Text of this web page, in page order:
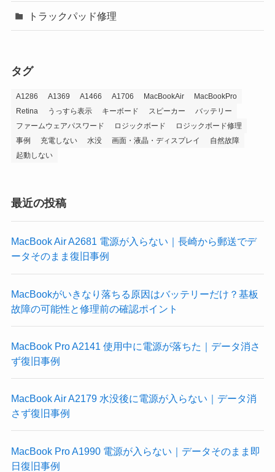
トラックパッド修理
タグ
A1286 A1369 A1466 A1706 MacBookAir
MacBookPro
Retina
うっすら表示 キーボード スピーカー
バッテリー
ファームウェアパスワード
ロジックボード
ロジックボード修理
事例
充電しない 水没 画面・液晶・ディスプレイ
自然故障
起動しない
最近の投稿
MacBook Air A2681 電源が入らない｜長崎から郵送でデ
ータそのまま復旧事例
MacBookがいきなり落ちる原因はバッテリーだけ？基板
故障の可能性と修理前の確認ポイント
MacBook Pro A2141 使用中に電源が落ちた｜データ消さ
ず復旧事例
MacBook Air A2179 水没後に電源が入らない｜データ消
さず復旧事例
MacBook Pro A1990 電源が入らない｜データそのまま即
日復旧事例